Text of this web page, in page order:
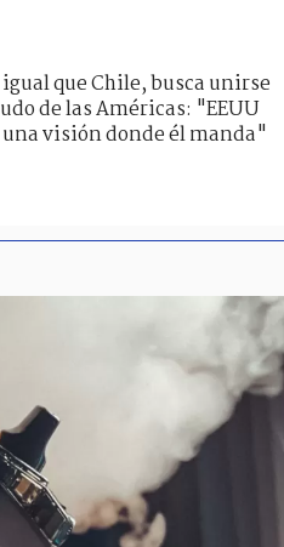
que Chile, busca unirse
de las Américas: "EEUU
visión donde él manda"